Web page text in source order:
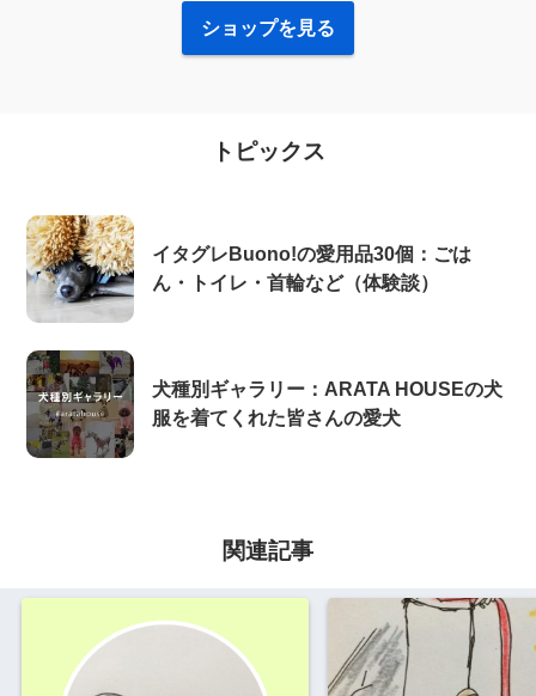
ショップを見る
トピックス
イタグレBuono!の愛用品30個：ごは
ん・トイレ・首輪など（体験談）
犬種別ギャラリー：ARATA HOUSEの犬
服を着てくれた皆さんの愛犬
関連記事